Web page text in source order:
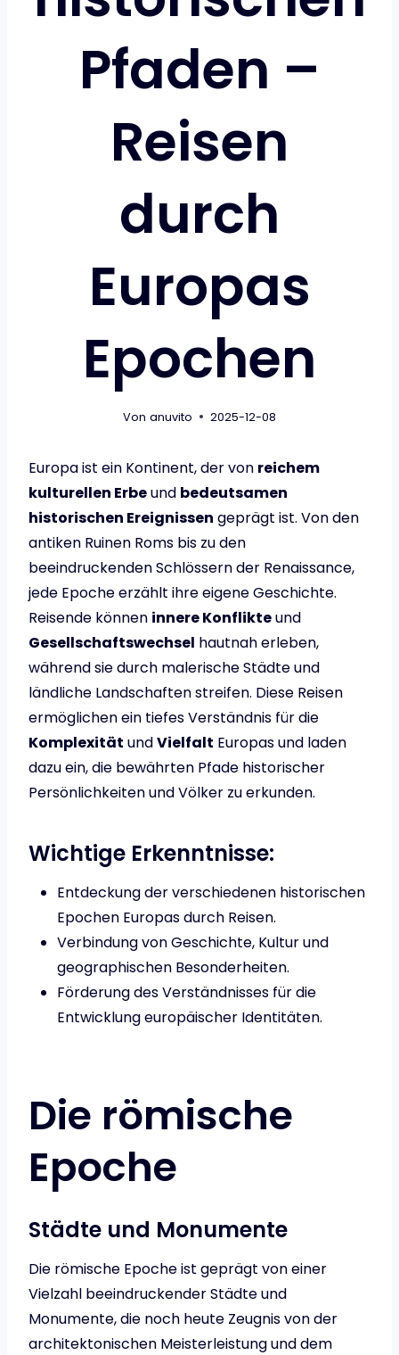
Pfaden –
Reisen
durch
Europas
Epochen
Von anuvito 2025-12-08
Europa ist ein Kontinent, der von reichem
kulturellen Erbeund bedeutsamen
historischen Ereignissen geprägt ist. Von den
antiken Ruinen Roms bis zu den
beeindruckenden Schlössern der Renaissance,
jede Epoche erzählt ihre eigene Geschichte.
Reisende können innere Konflikteund
Gesellschaftswechsel hautnah erleben,
während sie durch malerische Städte und
ländliche Landschaften streifen. Diese Reisen
ermöglichen ein tiefes Verständnis für die
Komplexität undVielfalt Europas und laden
dazu ein, die bewährten Pfade historischer
Persönlichkeiten und Völker zu erkunden.
Wichtige Erkenntnisse:
Entdeckung der verschiedenen historischen
Epochen Europas durch Reisen.
Verbindung von Geschichte, Kultur und
geographischen Besonderheiten.
Förderung des Verständnisses für die
Entwicklung europäischer Identitäten.
Die römische
Epoche
Städte und Monumente
Die römische Epoche ist geprägt von einer
Vielzahl beeindruckender Städte und
Monumente, die noch heute Zeugnis von der
architektonischen Meisterleistung und dem